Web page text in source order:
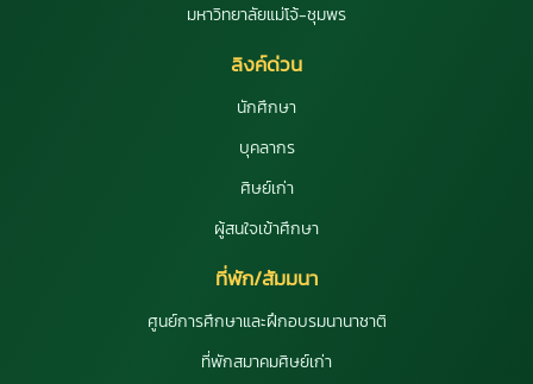
มหาวิทยาลัยแม่โจ้-ชุมพร
ลิงค์ด่วน
นักศึกษา
บุคลากร
ศิษย์เก่า
ผู้สนใจเข้าศึกษา
ที่พัก/สัมมนา
ศูนย์การศึกษาและฝึกอบรมนานาชาติ
ที่พักสมาคมศิษย์เก่า